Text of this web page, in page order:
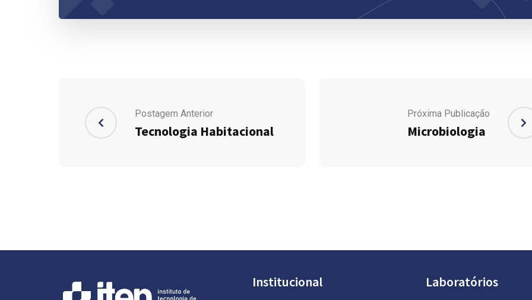
Postagem Anterior
Tecnologia Habitacional
Próxima Publicação
Microbiologia
Institucional Laboratórios